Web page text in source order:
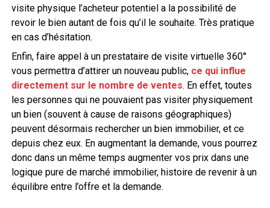
visite physique l’acheteur potentiel a la possibilité de
revoir le bien autant de fois qu’il le souhaite. Très pratique
en cas d’hésitation.
Enfin, faire appel à un prestataire de visite virtuelle 360°
vous permettra d’attirer un nouveau public, ce qui influe
directement sur le nombre de ventes. En effet, toutes
les personnes qui ne pouvaient pas visiter physiquement
un bien (souvent à cause de raisons géographiques)
peuvent désormais rechercher un bien immobilier, et ce
depuis chez eux. En augmentant la demande, vous pourrez
donc dans un même temps augmenter vos prix dans une
logique pure de marché immobilier, histoire de revenir à un
équilibre entre l’offre et la demande.